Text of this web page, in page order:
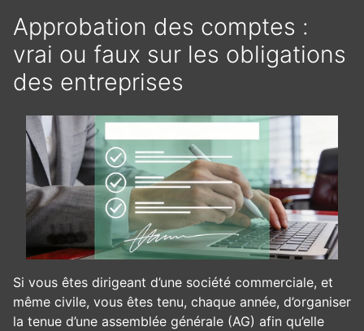
Approbation des comptes :
vrai ou faux sur les obligations
des entreprises
Si vous êtes dirigeant d’une société commerciale, et
même civile, vous êtes tenu, chaque année, d’organiser
la tenue d’une assemblée générale (AG) afin qu’elle